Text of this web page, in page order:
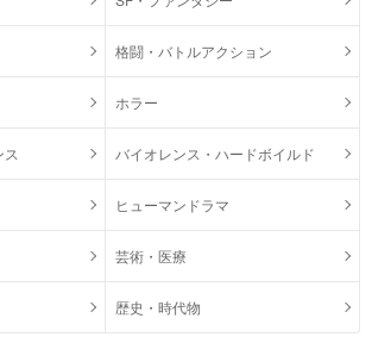
格闘・バトルアクション
ホラー
バイオレンス・ハードボイルド
ヒューマンドラマ
芸術・医療
歴史・時代物